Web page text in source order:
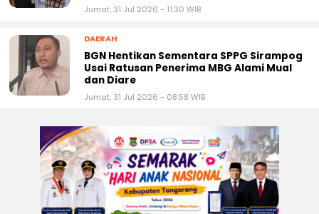
Jumat, 31 Jul 2026 - 11:30 WIB
DAERAH
BGN Hentikan Sementara SPPG Sirampog
Usai Ratusan Penerima MBG Alami Mual
dan Diare
Jumat, 31 Jul 2026 - 08:58 WIB